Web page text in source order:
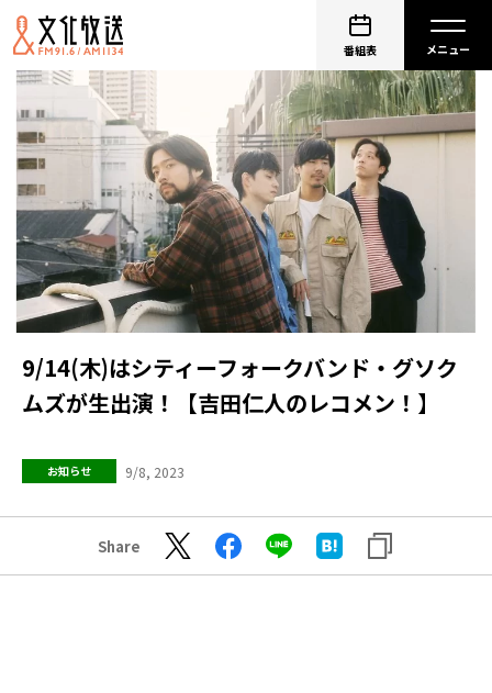
番組表
9/14(木)はシティーフォークバンド・グソク
ムズが生出演！【吉田仁人のレコメン！】
お知らせ 9/8, 2023
Share